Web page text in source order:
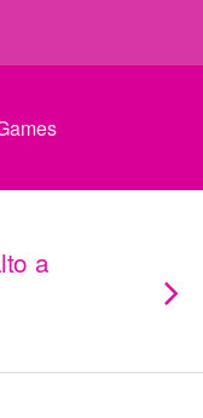
a